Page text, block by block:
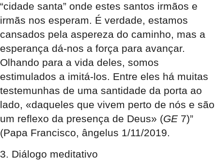
“cidade santa” onde estes santos irmãos e
irmãs nos esperam. É verdade, estamos
cansados pela aspereza do caminho, mas a
esperança dá-nos a força para avançar.
Olhando para a vida deles, somos
estimulados a imitá-los. Entre eles há muitas
testemunhas de uma santidade da porta ao
lado, «daqueles que vivem perto de nós e são
um reflexo da presença de Deus» (GE 7)”
(Papa Francisco, ângelus 1/11/2019.
3. Diálogo meditativo